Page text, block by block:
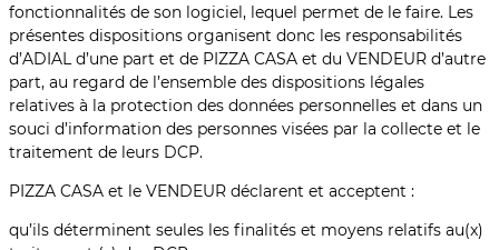
fonctionnalités de son logiciel, lequel permet de le faire. Les
présentes dispositions organisent donc les responsabilités
d’ADIAL d’une part et de PIZZA CASA et du VENDEUR d’autre
part, au regard de l’ensemble des dispositions légales
relatives à la protection des données personnelles et dans un
souci d’information des personnes visées par la collecte et le
traitement de leurs DCP.
PIZZA CASA et le VENDEUR déclarent et acceptent :
qu’ils déterminent seules les finalités et moyens relatifs au(x)